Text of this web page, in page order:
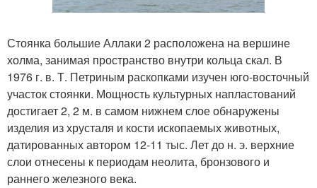
Стоянка большие Аллаки 2 расположена на вершине
холма, занимая пространство внутри кольца скал. В
1976 г. в. Т. Петриным раскопками изучен юго-восточный
участок стоянки. Мощность культурных напластований
достигает 2, 2 м. в самом нижнем слое обнаружены
изделия из хрусталя и кости ископаемых животных,
датированных автором 12-11 тыс. Лет до н. э. верхние
слои отнесены к периодам неолита, бронзового и
раннего железного века.